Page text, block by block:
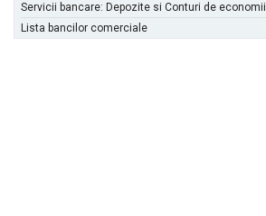
Servicii bancare: Depozite si Conturi de economii
Lista bancilor comerciale